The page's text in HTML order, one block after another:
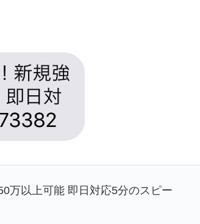
万以上可能 即日対応5分のスピー